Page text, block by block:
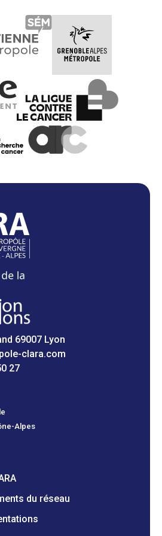
69007 Lyon
clara.com
27
Alpes
du réseau